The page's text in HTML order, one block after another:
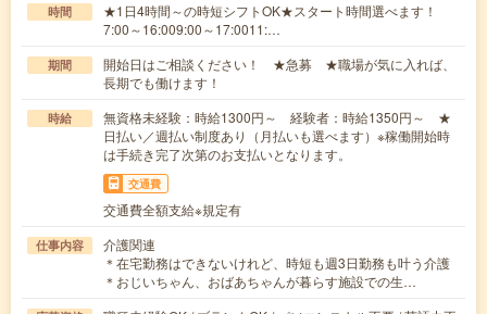
時間
★1日4時間～の時短シフトOK★スタート時間選べます！
7:00～16:009:00～17:0011:…
期間
開始日はご相談ください！ ★急募 ★職場が気に入れば、
長期でも働けます！
時給
無資格未経験：時給1300円～ 経験者：時給1350円～ ★
日払い／週払い制度あり（月払いも選べます）※稼働開始時
は手続き完了次第のお支払いとなります。
交通費
交通費全額支給※規定有
仕事内容
介護関連
＊在宅勤務はできないけれど、時短も週3日勤務も叶う介護
＊おじいちゃん、おばあちゃんが暮らす施設での生…